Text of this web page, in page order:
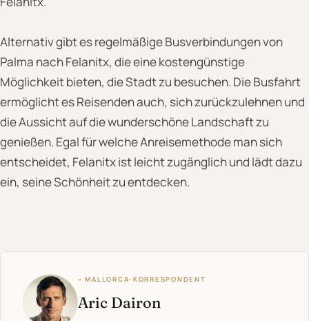
Alternativ gibt es regelmäßige Busverbindungen von
Palma nach Felanitx, die eine kostengünstige
Möglichkeit bieten, die Stadt zu besuchen. Die Busfahrt
ermöglicht es Reisenden auch, sich zurückzulehnen und
die Aussicht auf die wunderschöne Landschaft zu
genießen. Egal für welche Anreisemethode man sich
entscheidet, Felanitx ist leicht zugänglich und lädt dazu
ein, seine Schönheit zu entdecken.
◦ MALLORCA-KORRESPONDENT
Aric Dairon